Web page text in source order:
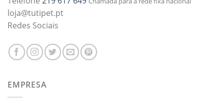
loja@tutipet.pt
Redes Sociais
EMPRESA